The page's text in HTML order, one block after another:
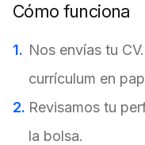
Cómo funciona
Nos envías tu
currículum en
Revisamos tu
la bolsa.